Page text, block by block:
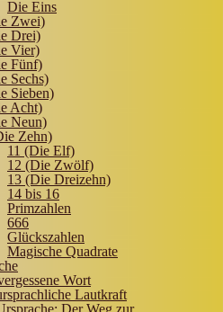
Die Eins
Zwei)
Drei)
Vier)
Fünf)
Sechs)
Sieben)
Acht)
Neun)
Zehn)
11 (Die Elf)
12 (Die Zwölf)
13 (Die Dreizehn)
14 bis 16
Primzahlen
666
Glückszahlen
Magische Quadrate
Wort
Lautkraft
Der Weg zur